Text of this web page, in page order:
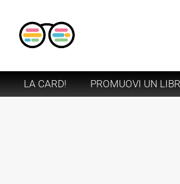
LA CARD! PROMUOVI UN